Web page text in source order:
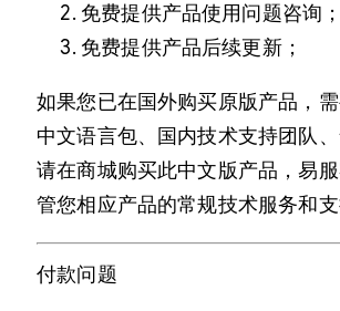
免费提供产品使用问题咨询；
免费提供产品后续更新；
如果您已在国外购买原版产品，需
中文语言包、国内技术支持团队、
请在商城购买此中文版产品，易
管您相应产品的常规技术服务和支
付款问题